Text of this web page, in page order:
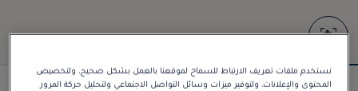
نستخدم ملفات تعريف الارتباط للسماح لموقعنا بالعمل بشكل صحيح، ولتخصيص
المحتوى والإعلانات، ولتوفير ميزات وسائل التواصل الاجتماعي ولتحليل حركة المرور